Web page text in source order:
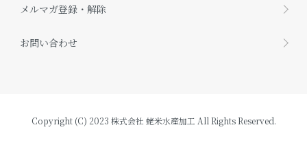
メルマガ登録・解除
お問い合わせ
Copyright (C) 2023 株式会社 蛯米水産加工 All Rights Reserved.